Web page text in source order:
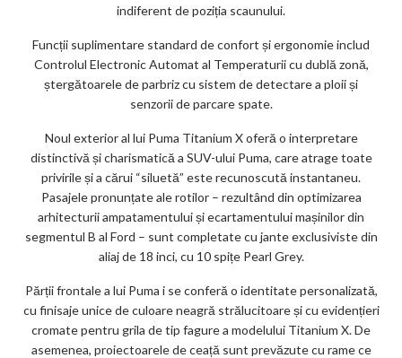
indiferent de poziția scaunului.
Funcții suplimentare standard de confort și ergonomie includ
Controlul Electronic Automat al Temperaturii cu dublă zonă,
ștergătoarele de parbriz cu sistem de detectare a ploii și
senzorii de parcare spate.
Noul exterior al lui Puma Titanium X oferă o interpretare
distinctivă și charismatică a SUV-ului Puma, care atrage toate
privirile și a cărui “siluetă” este recunoscută instantaneu.
Pasajele pronunțate ale rotilor – rezultând din optimizarea
arhitecturii ampatamentului și ecartamentului mașinilor din
segmentul B al Ford – sunt completate cu jante exclusiviste din
aliaj de 18 inci, cu 10 spițe Pearl Grey.
Părții frontale a lui Puma i se conferă o identitate personalizată,
cu finisaje unice de culoare neagră strălucitoare și cu evidențieri
cromate pentru grila de tip fagure a modelului Titanium X. De
asemenea, proiectoarele de ceață sunt prevăzute cu rame ce